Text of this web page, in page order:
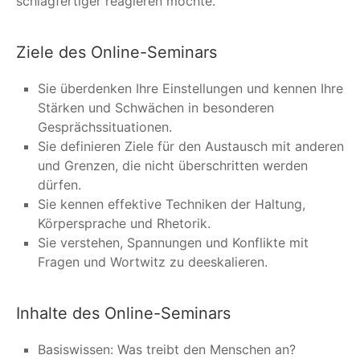
Ziele des Online-Seminars
Sie überdenken Ihre Einstellungen und kennen Ihre
Stärken und Schwächen in besonderen
Gesprächssituationen.
Sie definieren Ziele für den Austausch mit anderen
und Grenzen, die nicht überschritten werden
dürfen.
Sie kennen effektive Techniken der Haltung,
Körpersprache und Rhetorik.
Sie verstehen, Spannungen und Konflikte mit
Fragen und Wortwitz zu deeskalieren.
Inhalte des Online-Seminars
Basiswissen: Was treibt den Menschen an?